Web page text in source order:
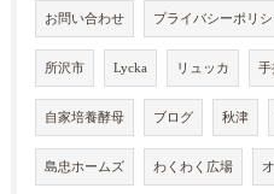
お問い合わせ プライバシーポリシ
所沢市 Lycka リュッカ 手
自家培養酵母 ブログ 秋津
島忠ホームズ わくわく広場